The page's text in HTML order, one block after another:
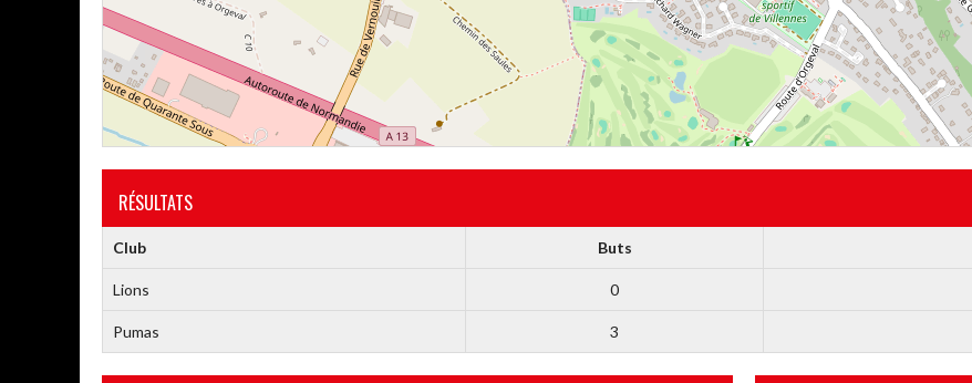
RÉSULTATS
Club Buts
Lions 0
Pumas 3